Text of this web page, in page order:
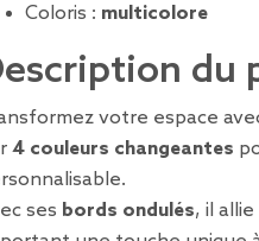
Coloris : multicolore
du
votre espace
4 couleurs changeantes
ses bords ondulés, il